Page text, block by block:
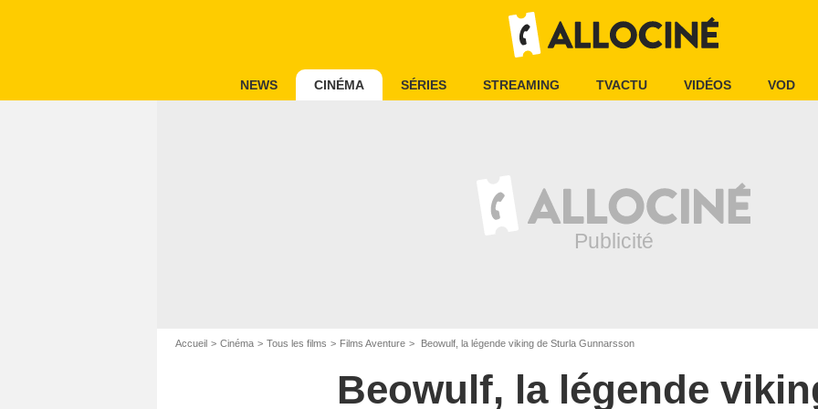
NEWS CINÉMA SÉRIES STREAMING TVACTU VIDÉOS VOD
Accueil Cinéma Tous les films Films Aventure Beowulf, la légende viking de Sturla Gunnarsson
Beowulf, la légende